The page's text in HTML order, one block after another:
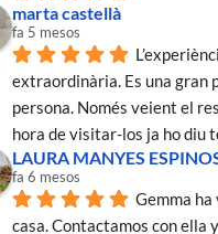
marta castellà
fa 5 mesos
extraordinària. Es una gran
persona. Només veient el
hora de visitar-los ja ho diu
LAURA MANYES
fa 6 mesos
Gemma
casa. Contactamos con ella